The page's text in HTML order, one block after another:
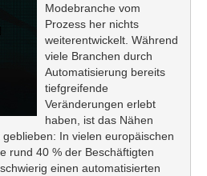
Modebranche vom
Prozess her nichts
weiterentwickelt. Während
viele Branchen durch
Automatisierung bereits
tiefgreifende
Veränderungen erlebt
haben, ist das Nähen
In vielen europäischen
rund 40 % der Beschäftigten
einen automatisierten